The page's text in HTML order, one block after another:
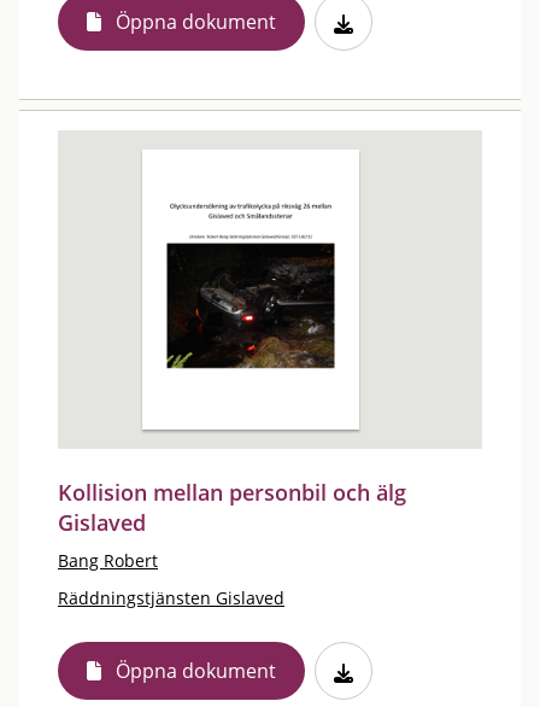
Öppna dokument
Kollision mellan personbil och älg
Gislaved
Bang Robert
Räddningstjänsten Gislaved
Öppna dokument